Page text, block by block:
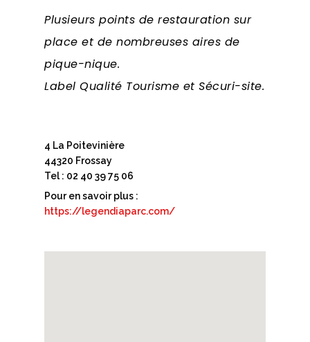
Plusieurs points de restauration sur
place et de nombreuses aires de
pique-nique.
Label Qualité Tourisme et Sécuri-site.
4 La Poitevinière
44320 Frossay
Tel : 02 40 39 75 06
Pour en savoir plus :
https://legendiaparc.com/